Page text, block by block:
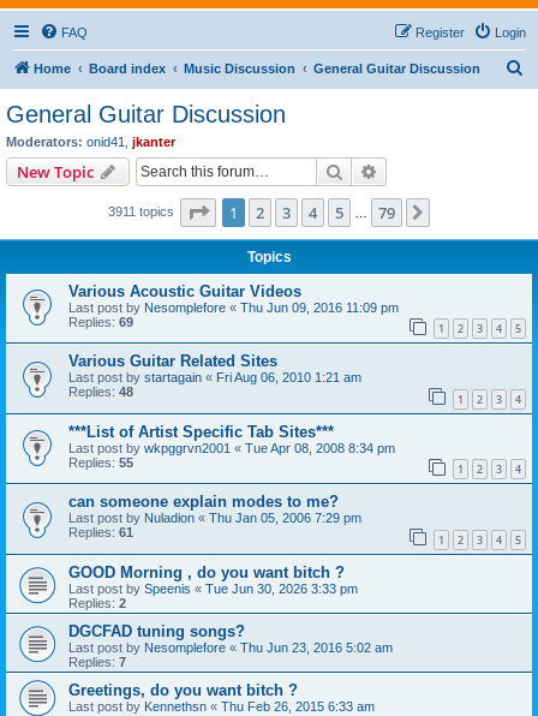
FAQ Login
Register
Home Board index Music Discussion General Guitar Discussion
General Guitar Discussion
Moderators: onid41 jkanter
New Topic Search
3911 topics Page 1of 79
1 2 3 4 5 79
Topics
Various Acoustic Guitar Videos
Last post by Nesomplefore « Thu Jun 09, 2016 11:09 pm
Replies: 69 1 2 3 4 5
Various Guitar Related Sites
Last post by startagain « Fri Aug 06, 2010 1:21 am
Replies: 48 1 2 3 4
***List of Artist Specific Tab Sites***
Last post by wkpggrvn2001 « Tue Apr 08, 2008 8:34 pm
Replies: 55 1 2 3 4
can someone explain modes to me?
Last post by Nuladion « Thu Jan 05, 2006 7:29 pm
Replies: 61 1 2 3 4 5
GOOD Morning , do you want bitch ?
Last post by Speenis « Tue Jun 30, 2026 3:33 pm
Replies: 2
DGCFAD tuning songs?
Last post by Nesomplefore « Thu Jun 23, 2016 5:02 am
Replies: 7
Greetings, do you want bitch ?
Last post by Kennethsn « Thu Feb 26, 2015 6:33 am